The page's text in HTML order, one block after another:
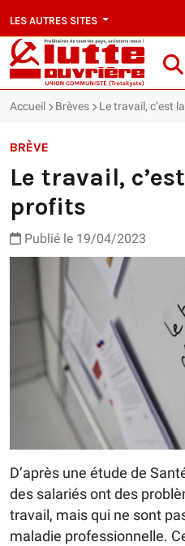
LES AUTRES SITES
Accueil Brèves Le travail, c’est
BRÈVE
Le travail,
profits
Publié le 19/04/2023
D’après une étude de
des salariés ont des
travail, mais qui ne sont
maladie professionnelle.